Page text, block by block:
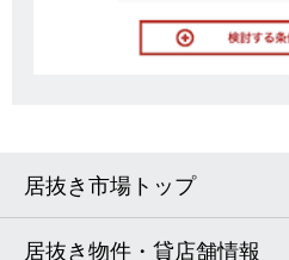
居抜き市場トップ
居抜き物件・貸店舗情報